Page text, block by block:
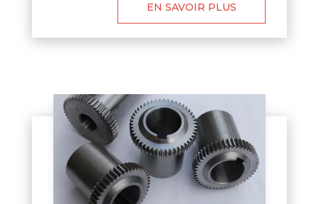
EN SAVOIR PLUS